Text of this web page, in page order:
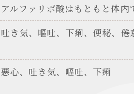
アルファリポ酸はもともと体
吐き気、嘔吐、下痢、便秘、
悪心、吐き気、嘔吐、下痢